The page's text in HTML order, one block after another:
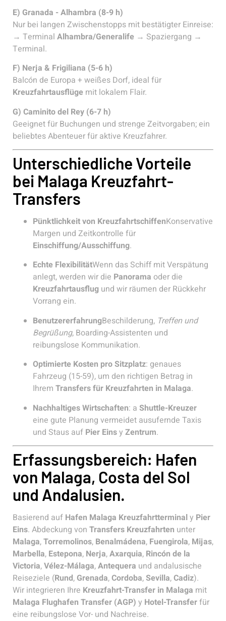
E) Granada - Alhambra (8-9 h)
Nur bei langen Zwischenstopps mit bestätigter Einreise:
→ Terminal Alhambra/Generalife → Spaziergang →
Terminal.
F) Nerja & Frigiliana (5-6 h)
Balcón de Europa + weißes Dorf, ideal für
Kreuzfahrtausflüge mit lokalem Flair.
G) Caminito del Rey (6-7 h)
Geeignet für Buchungen und strenge Zeitvorgaben; ein
beliebtes Abenteuer für aktive Kreuzfahrer.
Unterschiedliche Vorteile
bei Malaga Kreuzfahrt-
Transfers
Pünktlichkeit von KreuzfahrtschiffenKonservative
Margen und Zeitkontrolle für
Einschiffung/Ausschiffung.
Echte FlexibilitätWenn das Schiff mit Verspätung
anlegt, werden wir die Panorama oder die
Kreuzfahrtausflug und wir räumen der Rückkehr
Vorrang ein.
BenutzererfahrungBeschilderung, Treffen und
Begrüßung, Boarding-Assistenten und
reibungslose Kommunikation.
Optimierte Kosten pro Sitzplatz: genaues
Fahrzeug (15-59), um den richtigen Betrag in
Ihrem Transfers für Kreuzfahrten in Malaga.
Nachhaltiges Wirtschaften: a Shuttle-Kreuzer
eine gute Planung vermeidet ausufernde Taxis
und Staus auf Pier Einsy Zentrum.
Erfassungsbereich: Hafen
von Malaga, Costa del Sol
und Andalusien.
Basierend auf Hafen Malaga Kreuzfahrtterminaly Pier
Eins. Abdeckung von Transfers Kreuzfahrten unter
Malaga,Torremolinos, Benalmádena, Fuengirola, Mijas,
Marbella, Estepona, Nerja,Axarquia, Rincón de la
Victoria,Vélez-Málaga,Antequera und andalusische
Reiseziele (Rund,Grenada,Cordoba,Sevilla,Cadiz).
Wir integrieren Ihre Kreuzfahrt-Transfer in Malaga mit
Malaga Flughafen Transfer (AGP) y Hotel-Transferfür
eine reibungslose Vor- und Nachreise.